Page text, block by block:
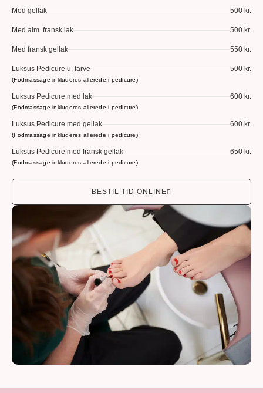
Med gellak 500 kr.
Med alm. fransk lak 500 kr.
Med fransk gellak 550 kr.
Luksus Pedicure u. farve 500 kr.
(Fodmassage inkluderes allerede i pedicure)
Luksus Pedicure med lak 600 kr.
(Fodmassage inkluderes allerede i pedicure)
Luksus Pedicure med gellak 600 kr.
(Fodmassage inkluderes allerede i pedicure)
Luksus Pedicure med fransk gellak 650 kr.
(Fodmassage inkluderes allerede i pedicure)
BESTIL TID ONLINE